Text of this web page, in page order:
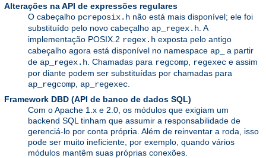
Alterações na API de expressões regulares
O cabeçalho pcreposix.h não está mais disponível; ele foi
substituído pelo novo cabeçalho ap_regex.h . A
implementação POSIX.2 regex.h exposta pelo antigo
cabeçalho agora está disponível no namespace ap_
a partir
de ap_regex.h . Chamadas para regcomp regexec e assim
por diante podem ser substituídas por chamadas para
ap_regcomp ap_regexec
Framework DBD (API de banco de dados SQL)
Com o Apache 1.x e 2.0, os módulos que exigiam um
backend SQL tinham que assumir a responsabilidade de
gerenciá-lo por conta própria. Além de reinventar a roda, isso
pode ser muito ineficiente, por exemplo, quando vários
módulos mantêm suas próprias conexões.